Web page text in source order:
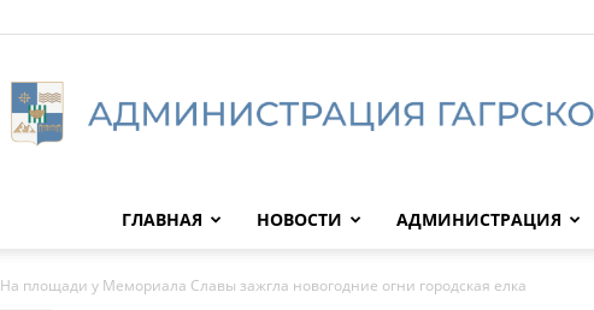
ГЛАВНАЯ НОВОСТИ АДМИНИСТРАЦИЯ
На площади у Мемориала Славы зажгла новогодние огни городская елка